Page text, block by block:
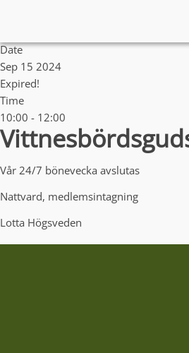
Date
Sep 15 2024
Expired!
Time
10:00 - 12:00
Vår 24/7 bönevecka avslutas
Nattvard, medlemsintagning
Lotta Högsveden